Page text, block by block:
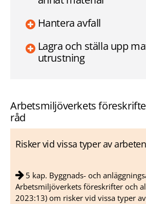
Hantera avfall
Lagra och ställa upp
utrustning
Arbetsmiljöverkets
råd
Risker vid vissa typer av arbeten
5 kap. Byggnads- och
Arbetsmiljöverkets föreskrifter och
2023:13) om risker vid vissa typer